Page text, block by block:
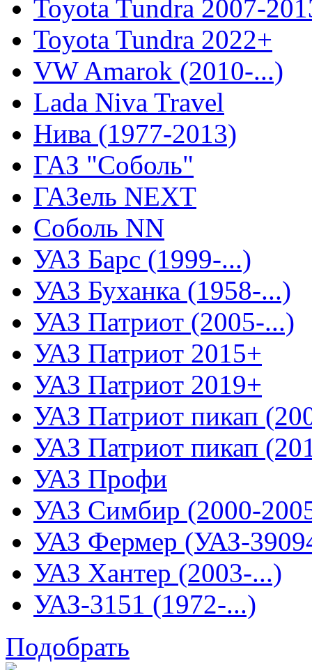
Toyota Tundra 2007-
Toyota Tundra 2022+
VW Amarok (2010-...)
Lada Niva Travel
Нива (1977-2013)
ГАЗ "Соболь"
ГАЗель NEXT
Соболь NN
УАЗ Барс (1999-...)
УАЗ Буханка (1958-...)
УАЗ Патриот (2005-...)
УАЗ Патриот 2015+
УАЗ Патриот 2019+
УАЗ Патриот пикап
УАЗ Патриот пикап
УАЗ Профи
УАЗ Симбир (2000-
УАЗ Фермер (УАЗ-
УАЗ Хантер (2003-...)
УАЗ-3151 (1972-...)
Подобрать